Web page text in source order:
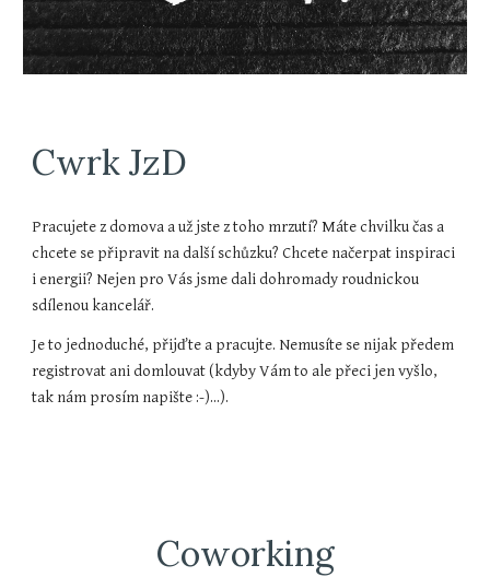
Cwrk JzD
Pracujete z domova a už jste z toho mrzutí? Máte chvilku čas a
chcete se připravit na další schůzku? Chcete načerpat inspiraci
i energii? Nejen pro Vás jsme dali dohromady roudnickou
sdílenou kancelář.
Je to jednoduché, přijďte a pracujte. Nemusíte se nijak předem
registrovat ani domlouvat (kdyby Vám to ale přeci jen vyšlo,
tak nám prosím napište :-)...).
Coworking